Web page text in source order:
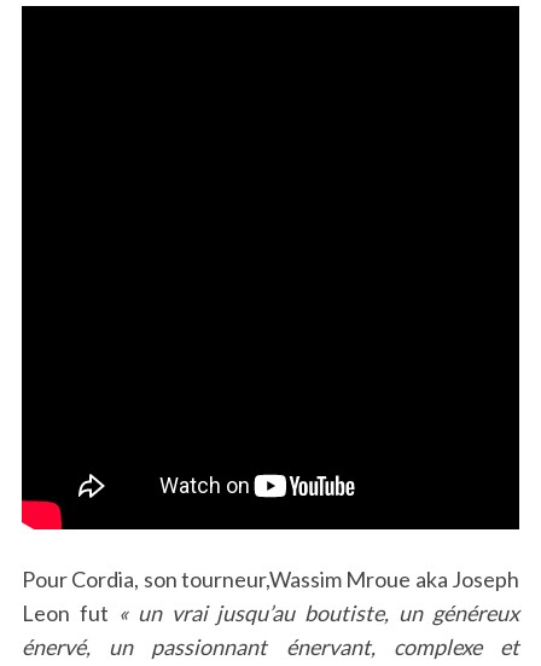
Pour Cordia, son tourneur,Wassim Mroue aka Joseph
Leon fut « un vrai jusqu’au boutiste, un généreux
énervé, un passionnant énervant, complexe et